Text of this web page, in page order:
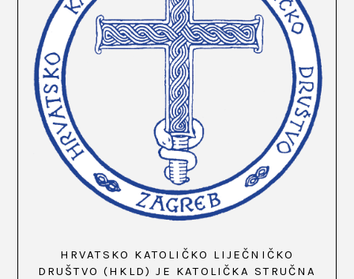
HRVATSKO KATOLIČKO LIJEČNIČKO
DRUŠTVO (HKLD) JE KATOLIČKA STRUČNA